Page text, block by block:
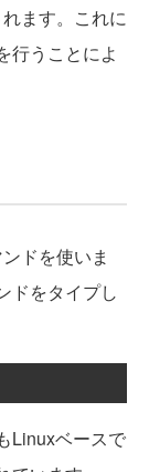
ます。これに
行うことによ
ドを使いま
ドをタイプし
Linuxベースで